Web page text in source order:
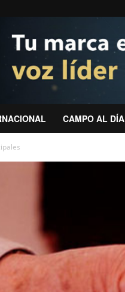
CAMPO AL DÍA